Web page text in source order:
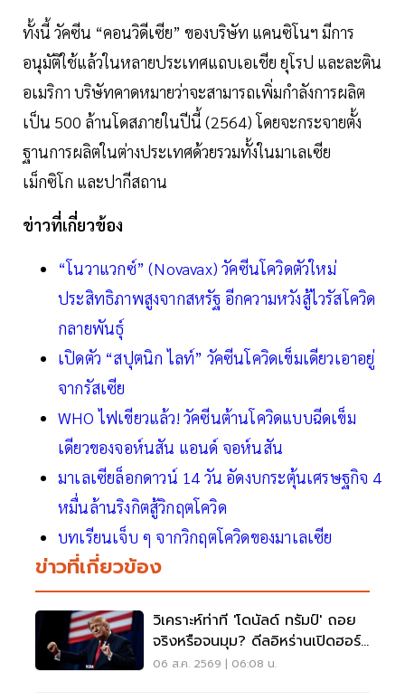
ทั้งนี้ วัคซีน “คอนวิดีเซีย” ของบริษัท แคนซิโนฯ มีการ
อนุมัติใช้แล้วในหลายประเทศแถบเอเชีย ยุโรป และละติน
อเมริกา บริษัทคาดหมายว่าจะสามารถเพิ่มกำลังการผลิต
เป็น 500 ล้านโดสภายในปีนี้ (2564) โดยจะกระจายตั้ง
ฐานการผลิตในต่างประเทศด้วยรวมทั้งในมาเลเซีย
เม็กซิโก และปากีสถาน
ข่าวที่เกี่ยวข้อง
“โนวาแวกซ์” (Novavax) วัคซีนโควิดตัวใหม่
ประสิทธิภาพสูงจากสหรัฐ อีกความหวังสู้ไวรัสโควิด
กลายพันธุ์
เปิดตัว “สปุตนิก ไลท์” วัคซีนโควิดเข็มเดียวเอาอยู่
จากรัสเซีย
WHO ไฟเขียวแล้ว! วัคซีนต้านโควิดแบบฉีดเข็ม
เดียวของจอห์นสัน แอนด์ จอห์นสัน
มาเลเซียล็อกดาวน์ 14 วัน อัดงบกระตุ้นเศรษฐกิจ 4
หมื่นล้านริงกิตสู้วิกฤตโควิด
บทเรียนเจ็บ ๆ จากวิกฤตโควิดของมาเลเซีย
ข่าวที่เกี่ยวข้อง
วิเคราะห์ท่าที 'โดนัลด์ ทรัมป์' ถอย
จริงหรือจนมุม? ดีลอิหร่านเปิดฮอร์
มุซ
06 ส.ค. 2569 | 06:08 น.